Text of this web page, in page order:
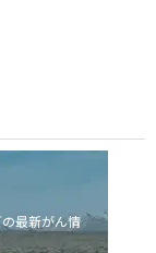
最新がん情